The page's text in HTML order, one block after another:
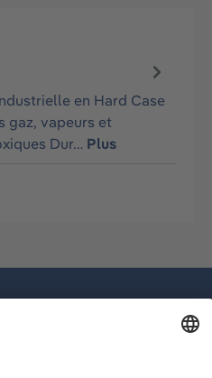
en Hard Case
gaz, vapeurs et
Dur… Plus
pour la vie